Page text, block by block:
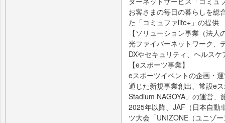
お客さまの毎日の暮らしを総
た「コミュファlife+」の提供
【ソリューション事業（法人
光ファイバーネットワーク、
DXやセキュリティ、ヘルス
【eスポーツ事業】
eスポーツイベントの企画・
通じた新規事業創出、常設e
Stadium NAGOYA」の運営、
2025年以降、JAF（日本自動
ツ大会「UNIZONE（ユニゾ